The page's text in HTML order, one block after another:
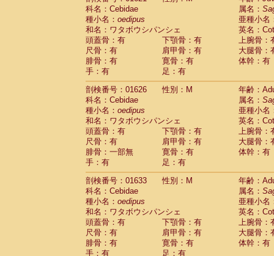
Cercopithecidae Cercocebus agilis (0)
Cercopithecidae
Cercocebus
Cercopithecidae
Cercocebus
CercopithecidaeCercocebus
CercopithecidaeCercocebus
CercopithecidaeCercocebus hybrid(0)
CercopithecidaeCercocebus
CercopithecidaeLophocebus
Cercopithecidae
(0)
Cercopithecidae Papio cynocephalus
Cercopithecidae Papio hamadryas(0)
CercopithecidaePapio papio
CercopithecidaePapio
CercopithecidaeMandrillus
CercopithecidaeMandrillus sphinx
CercopithecidaeTheropithecus
CercopithecidaeMacaca arctoides(1)
Cercopithecidae Macaca assamensis
Cercopithecidae
Macaca
CercopithecidaeMacaca cyclopis (6)
CercopithecidaeMacaca fascicularis
CercopithecidaeMacaca fuscaca
CercopithecidaeMacaca fuscata
科名：Cebidae
属名：
種小名： oedipus
亜種小名
和名：ワタボウシパンシェ
英名：
頭蓋骨：有
下顎骨：有
上腕骨：
尺骨：有
肩甲骨：有
大腿骨：
腓骨：有
寛骨：有
体幹：有
手：有
足：有
剖検番号：01626
性別：M
年齢：
科名：Cebidae
属名：
種小名： oedipus
亜種小名
和名：ワタボウシパンシェ
英名：
頭蓋骨：有
下顎骨：有
上腕骨：
尺骨：有
肩甲骨：有
大腿骨：
腓骨：一部無
寛骨：有
体幹：有
手：有
足：有
剖検番号：01633
性別：M
年齢：
科名：Cebidae
属名：
種小名： oedipus
亜種小名
和名：ワタボウシパンシェ
英名：
頭蓋骨：有
下顎骨：有
上腕骨：
尺骨：有
肩甲骨：有
大腿骨：
腓骨：有
寛骨：有
体幹：有
手：有
足：有